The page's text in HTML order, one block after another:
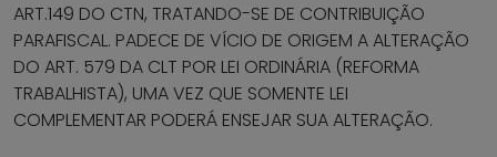
ART.149 DO CTN, TRATANDO-SE DE CONTRIBUIÇÃO
PARAFISCAL. PADECE DE VÍCIO DE ORIGEM A ALTERAÇÃO
DO ART. 579 DA CLT POR LEI ORDINÁRIA (REFORMA
TRABALHISTA), UMA VEZ QUE SOMENTE LEI
COMPLEMENTAR PODERÁ ENSEJAR SUA ALTERAÇÃO.